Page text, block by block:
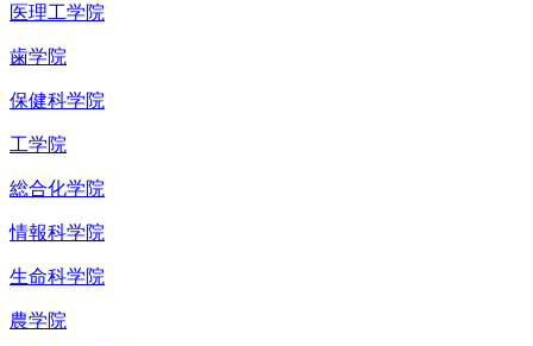
医理工学院
歯学院
保健科学院
工学院
総合化学院
情報科学院
生命科学院
農学院